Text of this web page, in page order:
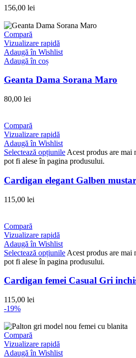
156,00 lei
Compară
Vizualizare rapidă
Adaugă în Wishlist
Adaugă în coș
Geanta Dama Sorana Maro
80,00 lei
Compară
Vizualizare rapidă
Adaugă în Wishlist
Selectează opțiunile Acest produs are
pot fi alese în pagina produsului.
Cardigan elegant Galben
115,00 lei
Compară
Vizualizare rapidă
Adaugă în Wishlist
Selectează opțiunile Acest produs are
pot fi alese în pagina produsului.
Cardigan femei Casual Gri
115,00 lei
-19%
Compară
Vizualizare rapidă
Adaugă în Wishlist